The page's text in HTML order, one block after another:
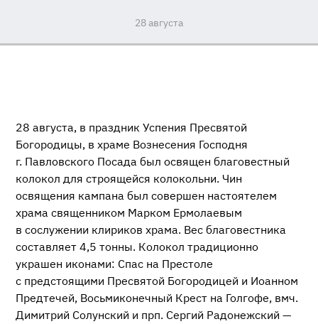
28 августа
28 августа, в праздник Успения Пресвятой
Богородицы, в храме Вознесения Господня
г. Павловского Посада был освящен благовестный
колокол для строящейся колокольни. Чин
освящения кампана был совершен настоятелем
храма священником Марком Ермолаевым
в сослужении клириков храма. Вес благовестника
составляет 4,5 тонны. Колокол традиционно
украшен иконами: Спас на Престоле
с предстоящими Пресвятой Богородицей и Иоанном
Предтечей, Восьмиконечный Крест на Голгофе, вмч.
Димитрий Солунский и прп. Сергий Радонежский —